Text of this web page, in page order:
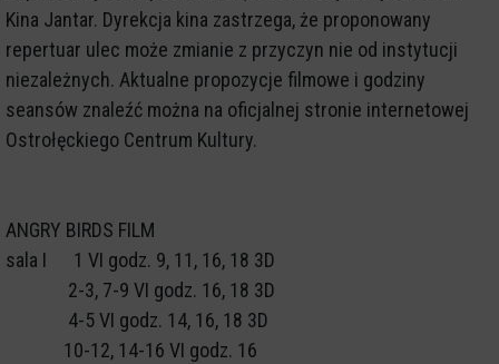
Kina Jantar. Dyrekcja kina zastrzega, że proponowany
repertuar ulec może zmianie z przyczyn nie od instytucji
niezależnych. Aktualne propozycje filmowe i godziny
seansów znaleźć można na oficjalnej stronie internetowej
Ostrołęckiego Centrum Kultury.
ANGRY BIRDS FILM
sala I 1 VI godz. 9, 11, 16, 18 3D
2-3, 7-9 VI godz. 16, 18 3D
4-5 VI godz. 14, 16, 18 3D
10-12, 14-16 VI godz. 16